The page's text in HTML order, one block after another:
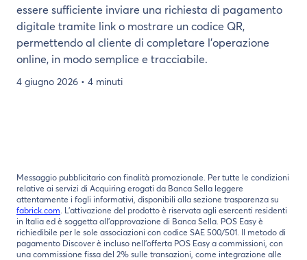
essere sufficiente inviare una richiesta di pagamento
digitale tramite link o mostrare un codice QR,
permettendo al cliente di completare l’operazione
online, in modo semplice e tracciabile.
4 giugno 2026 • 4 minuti
Messaggio pubblicitario con finalità promozionale. Per tutte le condizioni
relative ai servizi di Acquiring erogati da Banca Sella leggere
attentamente i fogli informativi, disponibili alla sezione trasparenza su
fabrick.com. L’attivazione del prodotto è riservata agli esercenti residenti
in Italia ed è soggetta all’approvazione di Banca Sella. POS Easy è
richiedibile per le sole associazioni con codice SAE 500/501. Il metodo di
pagamento Discover è incluso nell’offerta POS Easy a commissioni, con
una commissione fissa del 2% sulle transazioni, come integrazione alle